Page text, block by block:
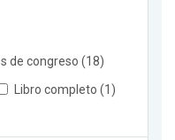
de congreso (18)
Libro completo (1)